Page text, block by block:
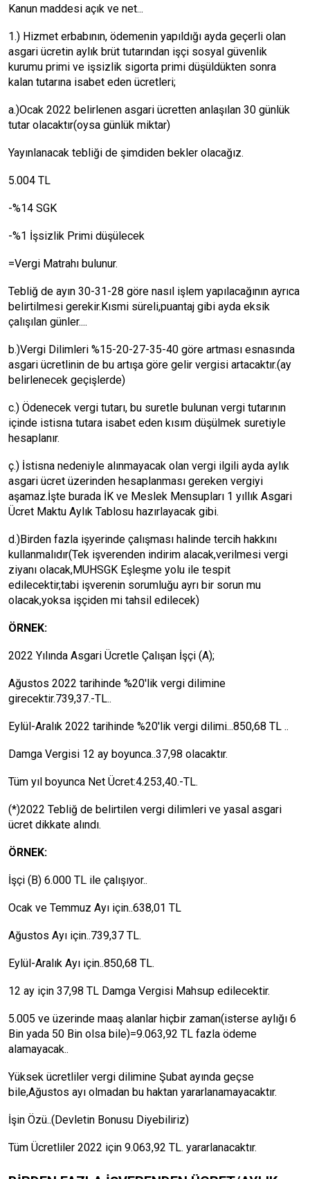
Kanun maddesi açık ve net...
1.) Hizmet erbabının, ödemenin yapıldığı ayda geçerli olan
asgari ücretin aylık brüt tutarından işçi sosyal güvenlik
kurumu primi ve işsizlik sigorta primi düşüldükten sonra
kalan tutarına isabet eden ücretleri;
a.)Ocak 2022 belirlenen asgari ücretten anlaşılan 30 günlük
tutar olacaktır(oysa günlük miktar)
Yayınlanacak tebliği de şimdiden bekler olacağız.
5.004 TL
-%14 SGK
-%1 İşsizlik Primi düşülecek
=Vergi Matrahı bulunur.
Tebliğ de ayın 30-31-28 göre nasıl işlem yapılacağının ayrıca
belirtilmesi gerekir.Kısmi süreli,puantaj gibi ayda eksik
çalışılan günler....
b.)Vergi Dilimleri %15-20-27-35-40 göre artması esnasında
asgari ücretlinin de bu artışa göre gelir vergisi artacaktır.(ay
belirlenecek geçişlerde)
c.) Ödenecek vergi tutarı, bu suretle bulunan vergi tutarının
içinde istisna tutara isabet eden kısım düşülmek suretiyle
hesaplanır.
ç.) İstisna nedeniyle alınmayacak olan vergi ilgili ayda aylık
asgari ücret üzerinden hesaplanması gereken vergiyi
aşamaz.İşte burada İK ve Meslek Mensupları 1 yıllık Asgari
Ücret Maktu Aylık Tablosu hazırlayacak gibi.
d.)Birden fazla işyerinde çalışması halinde tercih hakkını
kullanmalıdır(Tek işverenden indirim alacak,verilmesi vergi
ziyanı olacak,MUHSGK Eşleşme yolu ile tespit
edilecektir,tabi işverenin sorumluğu ayrı bir sorun mu
olacak,yoksa işçiden mi tahsil edilecek)
ÖRNEK:
2022 Yılında Asgari Ücretle Çalışan İşçi (A);
Ağustos 2022 tarihinde %20'lik vergi dilimine
girecektir.739,37.-TL..
Eylül-Aralık 2022 tarihinde %20'lik vergi dilimi...850,68 TL ..
Damga Vergisi 12 ay boyunca..37,98 olacaktır.
Tüm yıl boyunca Net Ücret:4.253,40.-TL.
(*)2022 Tebliğ de belirtilen vergi dilimleri ve yasal asgari
ücret dikkate alındı.
ÖRNEK:
İşçi (B) 6.000 TL ile çalışıyor..
Ocak ve Temmuz Ayı için..638,01 TL
Ağustos Ayı için..739,37 TL.
Eylül-Aralık Ayı için..850,68 TL.
12 ay için 37,98 TL Damga Vergisi Mahsup edilecektir.
5.005 ve üzerinde maaş alanlar hiçbir zaman(isterse aylığı 6
Bin yada 50 Bin olsa bile)=9.063,92 TL fazla ödeme
alamayacak..
Yüksek ücretliler vergi dilimine Şubat ayında geçse
bile,Ağustos ayı olmadan bu haktan yararlanamayacaktır.
İşin Özü..(Devletin Bonusu Diyebiliriz)
Tüm Ücretliler 2022 için 9.063,92 TL. yararlanacaktır.